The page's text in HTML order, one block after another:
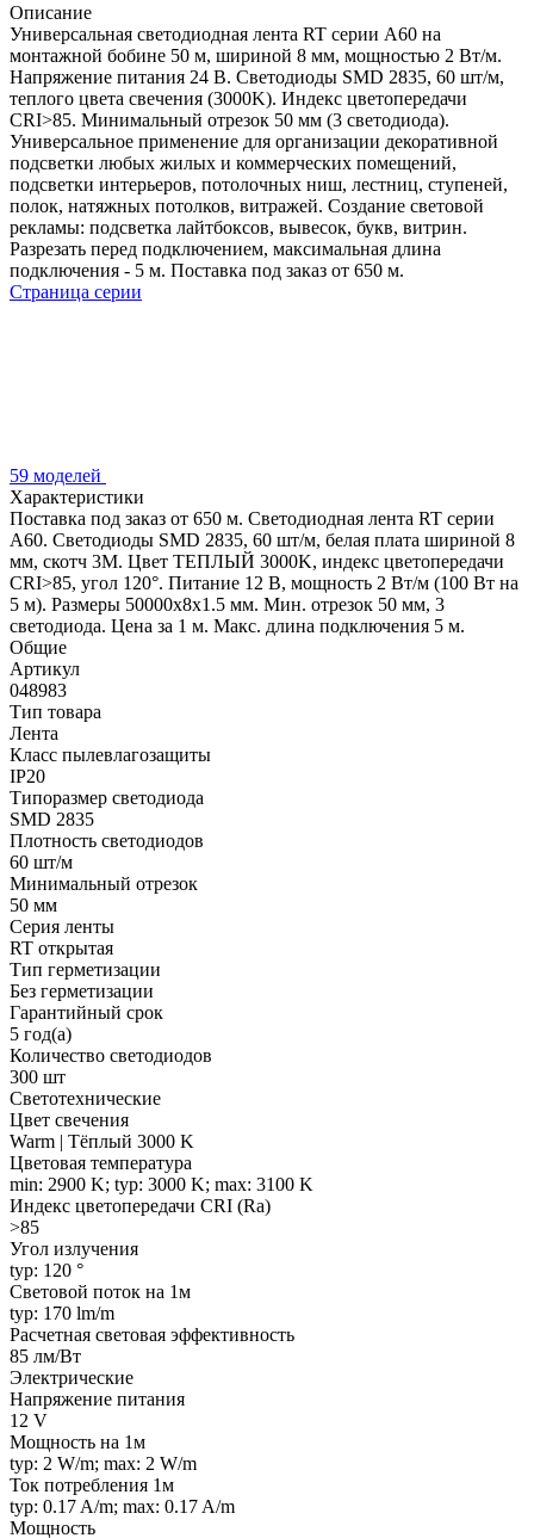
Описание
Универсальная светодиодная лента RT серии A60 на
монтажной бобине 50 м, шириной 8 мм, мощностью 2 Вт/м.
Напряжение питания 24 В. Светодиоды SMD 2835, 60 шт/м,
теплого цвета свечения (3000K). Индекс цветопередачи
CRI>85. Минимальный отрезок 50 мм (3 светодиода).
Универсальное применение для организации декоративной
подсветки любых жилых и коммерческих помещений,
подсветки интерьеров, потолочных ниш, лестниц, ступеней,
полок, натяжных потолков, витражей. Создание световой
рекламы: подсветка лайтбоксов, вывесок, букв, витрин.
Разрезать перед подключением, максимальная длина
подключения - 5 м. Поставка под заказ от 650 м.
Страница серии
59 моделей
Характеристики
Поставка под заказ от 650 м. Светодиодная лента RT серии
A60. Светодиоды SMD 2835, 60 шт/м, белая плата шириной 8
мм, скотч 3M. Цвет ТЕПЛЫЙ 3000K, индекс цветопередачи
CRI>85, угол 120°. Питание 12 В, мощность 2 Вт/м (100 Вт на
5 м). Размеры 50000x8x1.5 мм. Мин. отрезок 50 мм, 3
светодиода. Цена за 1 м. Макс. длина подключения 5 м.
Общие
Артикул
048983
Тип товара
Лента
Класс пылевлагозащиты
IP20
Типоразмер светодиода
SMD 2835
Плотность светодиодов
60 шт/м
Минимальный отрезок
50 мм
Серия ленты
RT открытая
Тип герметизации
Без герметизации
Гарантийный срок
5 год(а)
Количество светодиодов
300 шт
Светотехнические
Цвет свечения
Warm | Тёплый 3000 K
Цветовая температура
min: 2900 K; typ: 3000 K; max: 3100 K
Индекс цветопередачи CRI (Ra)
>85
Угол излучения
typ: 120 °
Световой поток на 1м
typ: 170 lm/m
Расчетная световая эффективность
85 лм/Вт
Электрические
Напряжение питания
12 V
Мощность на 1м
typ: 2 W/m; max: 2 W/m
Ток потребления 1м
typ: 0.17 A/m; max: 0.17 A/m
Мощность